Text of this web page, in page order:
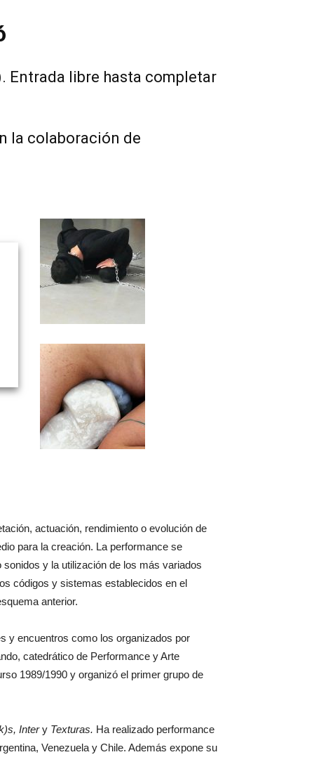
Entrada libre hasta completar
la colaboración de
actuación, rendimiento o evolución de
para la creación. La performance se
y la utilización de los más variados
códigos y sistemas establecidos en el
anterior.
y encuentros como los organizados por
catedrático de Performance y Arte
1989/1990 y organizó el primer grupo de
Intery Texturas. Ha realizado performance
Venezuela y Chile. Además expone su